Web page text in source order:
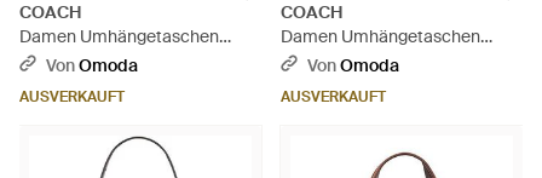
COACH
Damen Umhängetaschen
Tabby 26 - Mehrfarbig
VonOmoda
AUSVERKAUFT
COACH
Damen Umhängetaschen
Tabby 20 - Schwarz
VonOmoda
AUSVERKAUFT